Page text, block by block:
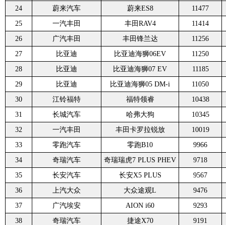
24
蔚来汽车 蔚来ES8
11477
25
一汽丰田 丰田RAV4
11414
26
广汽丰田 丰田锋兰达
11256
27
比亚迪 比亚迪海狮06EV
11250
28
比亚迪 比亚迪海狮07 EV
11185
29
比亚迪 比亚迪海狮05 DM-i
11050
30
江铃福特 福特领睿
10438
31
长城汽车 哈弗大狗
10345
32
一汽丰田 丰田卡罗拉锐放
10019
33
零跑汽车 零跑B10
9966
34
奇瑞汽车 奇瑞瑞虎7 PLUS PHEV
9718
35
长安汽车 长安X5 PLUS
9567
36
上汽大众 大众途观L
9476
37
广汽埃安 AION i60
9293
38
奇瑞汽车 捷途X70
9191